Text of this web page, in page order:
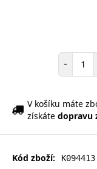
-
V košíku máte
získáte dopravu
Kód zboží: K094413